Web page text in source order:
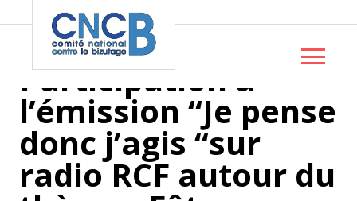
Participation à
l’émission “Je pense
donc j’agis “sur
radio RCF autour du